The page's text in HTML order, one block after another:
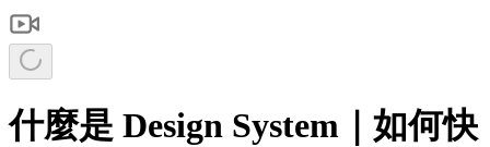
什麼是 Design System｜如何快